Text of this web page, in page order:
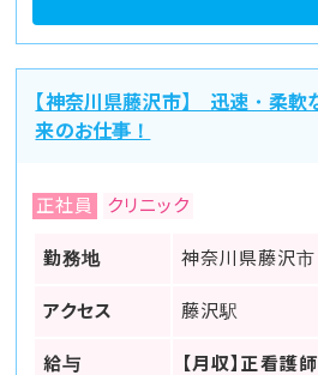
【神奈川県藤沢市】 迅速・柔軟
来のお仕事！
正社員 クリニック
勤務地 神奈川県藤沢市
アクセス 藤沢駅
給与
【月収】正看護